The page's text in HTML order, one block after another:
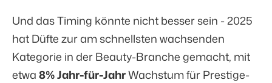
Und das Timing könnte nicht besser sein - 2025
hat Düfte zur am schnellsten wachsenden
Kategorie in der Beauty-Branche gemacht, mit
etwa8% Jahr-für-JahrWachstum für Prestige-